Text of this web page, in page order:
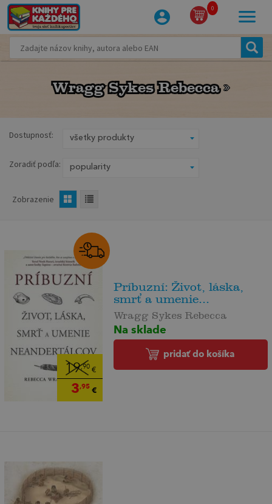
0
Wragg Sykes Rebecca
Wragg Sykes Rebecca
Dostupnosť:
Zoradiť podľa:
Zobrazenie
19,90€
3,95€
Príbuzní: Život, láska,
smrť a umenie...
Wragg Sykes Rebecca
Na sklade
pridať do košíka